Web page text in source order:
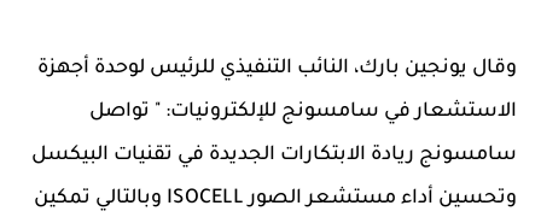
وقال يونجين بارك، النائب التنفيذي للرئيس لوحدة أجهزة
الاستشعار في سامسونج للإلكترونيات: " تواصل
سامسونج ريادة الابتكارات الجديدة في تقنيات البيكسل
وتحسين أداء مستشعر الصور ISOCELL وبالتالي تمكين